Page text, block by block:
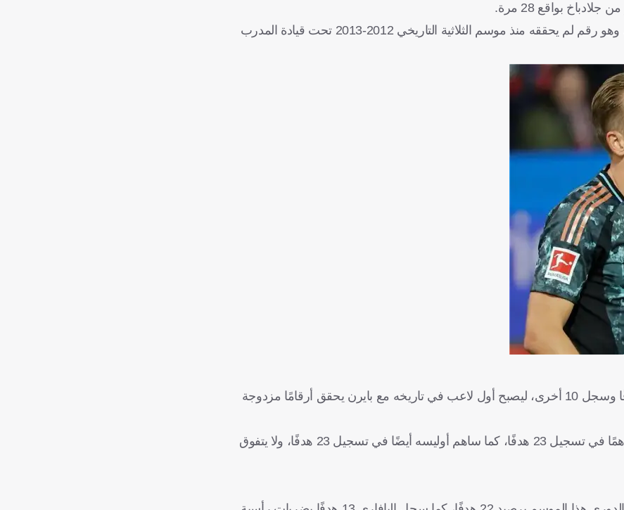
بواقع 28 مرة.
وتصدّر بايرن جدول الترتيب في 32 جولة من أصل 34 هذا الموسم، وهو رقم لم يحققه منذ موسم الثلاثية التاريخي 2012-2013 تحت قيادة المدرب
النجم الصاعد مايكل أوليسيه ترك بصمته سريعًا، بعدما صنع 13 هدفًا وسجل 10 أخرى، ليصبح أول لاعب في تاريخه مع بايرن يحقق أرقامًا مزدوجة
وسجل تيم كليندينست مهاجم جلادباخ 16 هدفًا وصنع 7 آخرين مساهمًا في تسجيل 23 هدفًا، كما ساهم أوليسه أيضًا في تسجيل 23 هدفًا، ولا يتفوق